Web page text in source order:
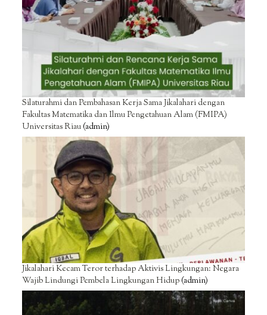
Silaturahmi dan Pembahasan Kerja Sama Jikalahari dengan
Fakultas Matematika dan Ilmu Pengetahuan Alam (FMIPA)
Universitas Riau(admin)
Jikalahari Kecam Teror terhadap Aktivis Lingkungan: Negara
Wajib Lindungi Pembela Lingkungan Hidup(admin)